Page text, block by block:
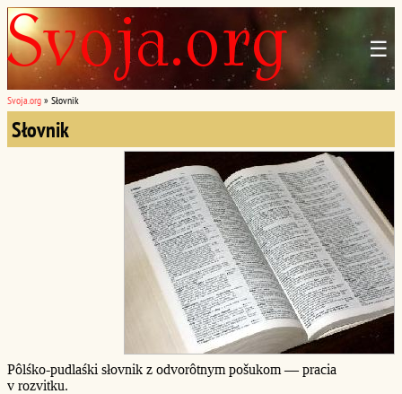
☰
Svoja.org » Słovnik
Słovnik
Pôlśko-pudlaśki słovnik z odvorôtnym pošukom — pracia
v rozvitku.